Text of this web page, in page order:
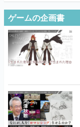
ゲームの企画書